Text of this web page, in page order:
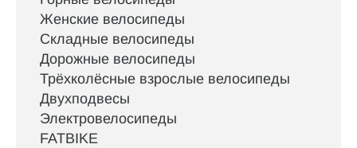
Женские велосипеды
Складные велосипеды
Дорожные велосипеды
Трёхколёсные взрослые велосипеды
Двухподвесы
Электровелосипеды
FATBIKE